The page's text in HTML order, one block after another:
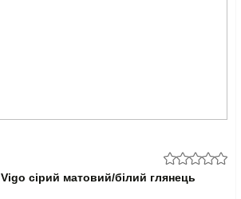
сірий матовий/білий глянець